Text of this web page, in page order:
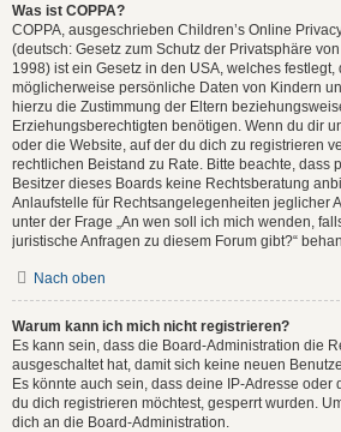
Was ist COPPA?
COPPA, ausgeschrieben Children’s Online
(deutsch: Gesetz zum Schutz der Privatsphäre
1998) ist ein Gesetz in den USA, welches festlegt,
möglicherweise persönliche Daten von Kindern
hierzu die Zustimmung der Eltern
Erziehungsberechtigten benötigen. Wenn du dir
oder die Website, auf der du dich zu registrieren
rechtlichen Beistand zu Rate. Bitte beachte, dass
Besitzer dieses Boards keine Rechtsberatung
Anlaufstelle für Rechtsangelegenheiten jeglicher
unter der Frage „An wen soll ich mich wenden,
juristische Anfragen zu diesem Forum gibt?“
Nach oben
Warum kann ich mich nicht registrieren?
Es kann sein, dass die Board-Administration die
ausgeschaltet hat, damit sich keine neuen
Es könnte auch sein, dass deine IP-Adresse oder
du dich registrieren möchtest, gesperrt wurden.
dich an die Board-Administration.